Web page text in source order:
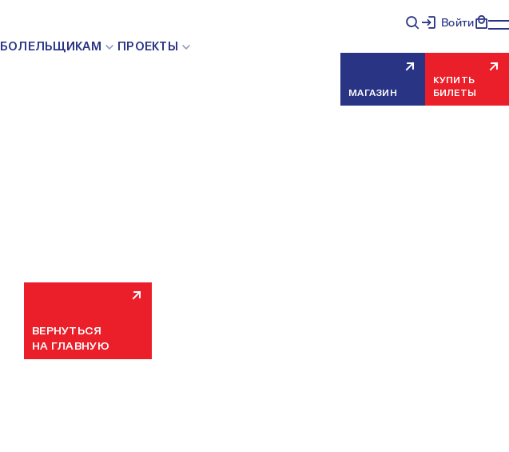
БОЛЕЛЬЩИКАМ ПРОЕКТЫ
Войти
МАГАЗИН
КУПИТЬ
БИЛЕТЫ
ВНУТРЕННЯЯ ОШИБКА СЕРВЕРА
Мы уже устраняем неисправность, попробуйте обновить страницу через
ВЕРНУТЬСЯ
НА ГЛАВНУЮ